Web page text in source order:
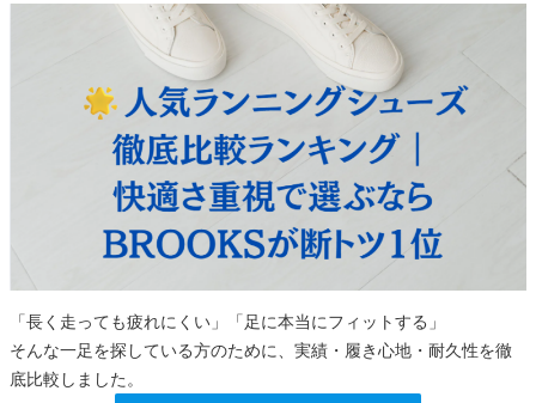
「長く走っても疲れにくい」「足に本当にフィットする」
そんな一足を探している方のために、実績・履き心地・耐久性を徹
底比較しました。